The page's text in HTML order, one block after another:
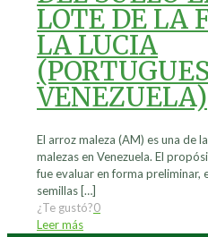
LOTE DE LA
LA LUCIA
VENEZUELA)
El arroz maleza (AM) es una de
malezas en Venezuela. El
fue evaluar en forma preliminar,
semillas […]
¿Te gustó?0
Leer más